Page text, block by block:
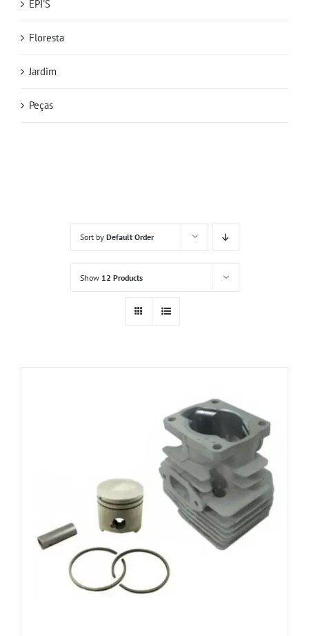
Sort by Default Order
Show 12 Products
EPI'S
Floresta
Jardim
Peças